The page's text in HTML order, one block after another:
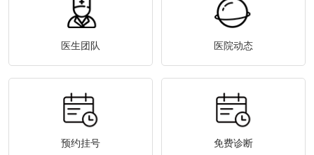
医生团队 医院动态
预约挂号 免费诊断